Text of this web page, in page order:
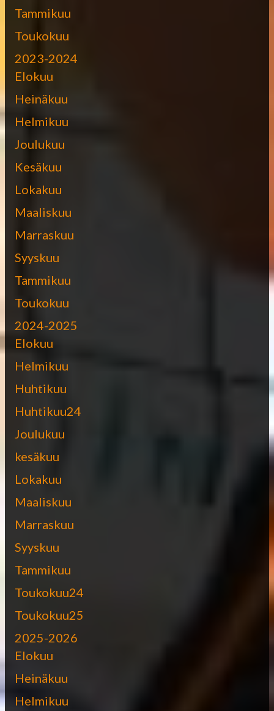
Tammikuu
Toukokuu
2023-2024
Elokuu
Heinäkuu
Helmikuu
Joulukuu
Kesäkuu
Lokakuu
Maaliskuu
Marraskuu
Syyskuu
Tammikuu
Toukokuu
2024-2025
Elokuu
Helmikuu
Huhtikuu
Huhtikuu24
Joulukuu
kesäkuu
Lokakuu
Maaliskuu
Marraskuu
Syyskuu
Tammikuu
Toukokuu24
Toukokuu25
2025-2026
Elokuu
Heinäkuu
Helmikuu